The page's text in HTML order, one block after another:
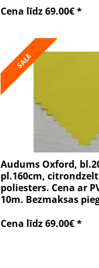
Cena līdz 69.00€ *
SALE
Audums Oxford,
pl.160cm,
poliesters. Cena ar
10m. Bezmaksas
Cena līdz 69.00€ *